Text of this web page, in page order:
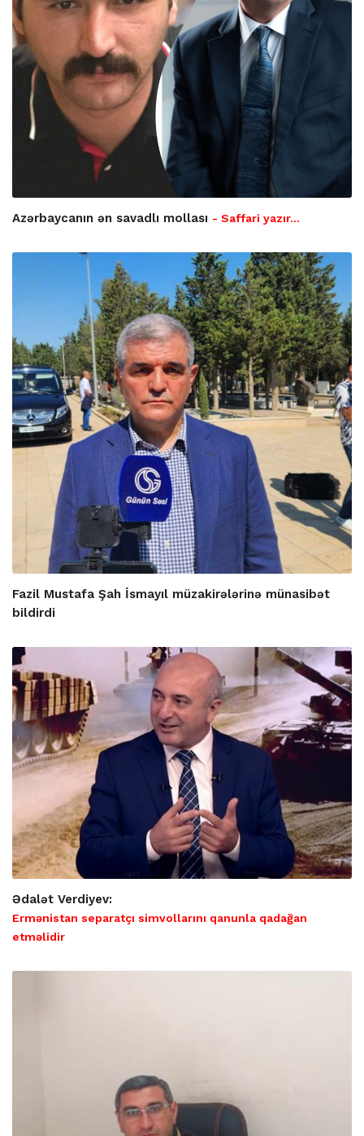
Azərbaycanın ən savadlı mollası - Saffari yazır…
Fazil Mustafa Şah İsmayıl müzakirələrinə münasibət
bildirdi
Ədalət Verdiyev:
Ermənistan separatçı simvollarını qanunla qadağan
etməlidir